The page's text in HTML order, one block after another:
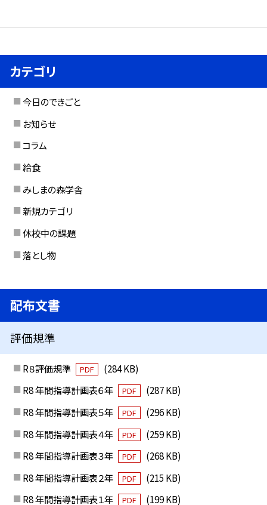
カテゴリ
今日のできごと
お知らせ
コラム
給食
みしまの森学舎
新規カテゴリ
休校中の課題
落とし物
配布文書
評価規準
R８評価規準 PDF
(284 KB)
R8 年間指導計画表６年
PDF
(287 KB)
R8 年間指導計画表５年
PDF
(296 KB)
R8 年間指導計画表４年
PDF
(259 KB)
R8 年間指導計画表３年
PDF
(268 KB)
R8 年間指導計画表２年
PDF
(215 KB)
R8 年間指導計画表１年
PDF (199 KB)